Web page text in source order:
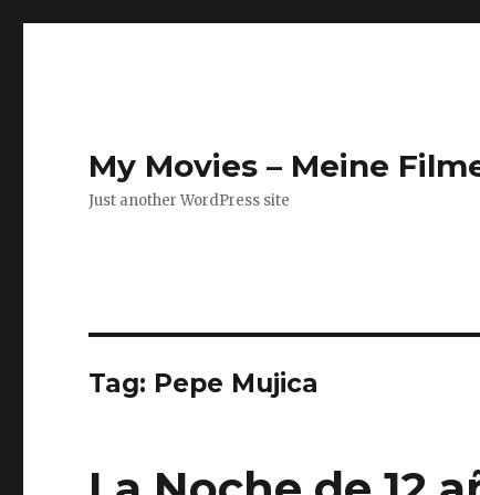
My Movies – Meine
Just another WordPress site
Tag: Pepe Mujica